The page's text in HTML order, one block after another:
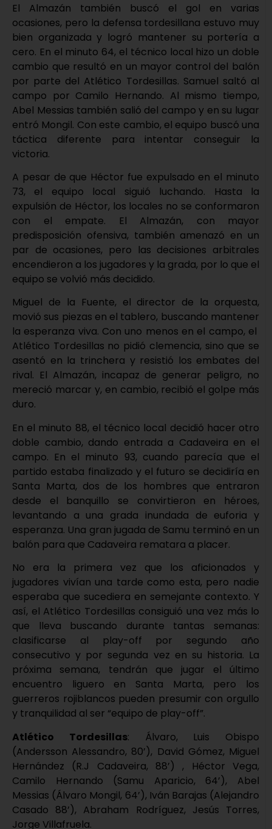
El Almazán también buscó el gol en varias
ocasiones, pero la defensa tordesillana estuvo muy
bien organizada y logró mantener su portería a
cero. En el minuto 64, el técnico local hizo un doble
cambio que resultó en un mayor control del balón
por parte del Atlético Tordesillas. Samuel saltó al
campo por Camilo Hernando. Al mismo tiempo,
Abel Messias también salió del campo y en su lugar
entró Mongil. Con este cambio, el equipo buscó una
táctica diferente para intentar conseguir la
victoria.
A pesar de que Héctor fue expulsado en el minuto
73, el equipo local siguió luchando. Hasta la
expulsión de Héctor, los locales no se conformaron
con el empate. El Almazán, con mayor
predisposición ofensiva, también amenazó en un
par de ocasiones, pero las decisiones arbitrales
encendieron a los jugadores y la grada, por lo que el
equipo se volvió más decidido.
Miguel de la Fuente, el director de la orquesta,
movió sus piezas en el tablero, buscando mantener
la esperanza viva. Con uno menos en el campo, el
Atlético Tordesillas no pidió clemencia, sino que se
asentó en la trinchera y resistió los embates del
rival. El Almazán, incapaz de generar peligro, no
mereció marcar y, en cambio, recibió el golpe más
duro.
En el minuto 88, el técnico local decidió hacer otro
doble cambio, dando entrada a Cadaveira en el
campo. En el minuto 93, cuando parecía que el
partido estaba finalizado y el futuro se decidiría en
Santa Marta, dos de los hombres que entraron
desde el banquillo se convirtieron en héroes,
levantando a una grada inundada de euforia y
esperanza. Una gran jugada de Samu terminó en un
balón para que Cadaveira rematara a placer.
No era la primera vez que los aficionados y
jugadores vivían una tarde como esta, pero nadie
esperaba que sucediera en semejante contexto. Y
así, el Atlético Tordesillas consiguió una vez más lo
que lleva buscando durante tantas semanas:
clasificarse al play-off por segundo año
consecutivo y por segunda vez en su historia. La
próxima semana, tendrán que jugar el último
encuentro liguero en Santa Marta, pero los
guerreros rojiblancos pueden presumir con orgullo
y tranquilidad al ser “equipo de play-off”.
Atlético Tordesillas: Álvaro, Luis Obispo
(Andersson Alessandro, 80’), David Gómez, Miguel
Hernández (R.J Cadaveira, 88’) , Héctor Vega,
Camilo Hernando (Samu Aparicio, 64’), Abel
Messias (Álvaro Mongil, 64’), Iván Barajas (Alejandro
Casado 88’), Abraham Rodríguez, Jesús Torres,
Jorge Villafruela.